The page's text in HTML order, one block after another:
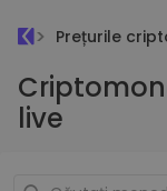
Prețurile
live